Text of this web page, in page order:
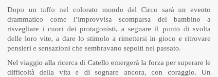
Dopo un tuffo nel colorato mondo del Circo sarà un evento
drammatico come l’improvvisa scomparsa del bambino a
risvegliare i cuori dei protagonisti, a segnare il punto di svolta
delle loro vite, a dare lo stimolo a rimettersi in gioco e ritrovare
pensieri e sensazioni che sembravano sepolti nel passato.
Nel viaggio alla ricerca di Catello emergerà la forza per superare le
difficoltà della vita e di sognare ancora, con coraggio. Un